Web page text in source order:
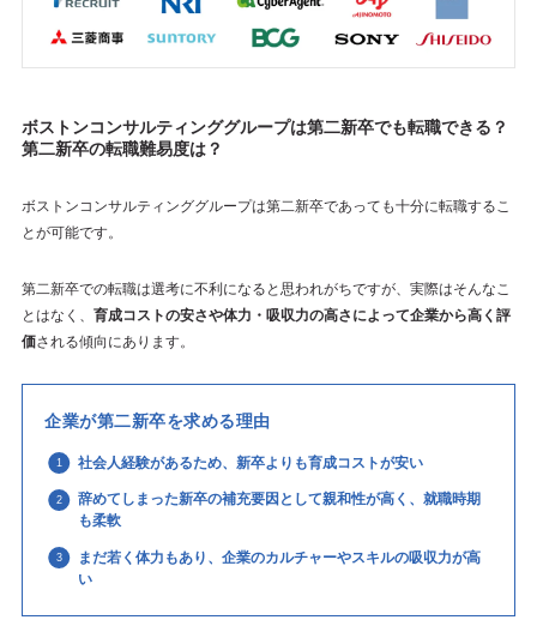
ボストンコンサルティンググループは第二新卒でも転職できる？
第二新卒の転職難易度は？
ボストンコンサルティンググループは第二新卒であっても十分に転職するこ
とが可能です。
第二新卒での転職は選考に不利になると思われがちですが、実際はそんなこ
とはなく、 育成コストの安さや体力・吸収力の高さによって企業から高く評
価される傾向にあります。
企業が第二新卒を求める理由
社会人経験があるため、新卒よりも育成コストが安い
辞めてしまった新卒の補充要因として親和性が高く、就職時期
も柔軟
まだ若く体力もあり、企業のカルチャーやスキルの吸収力が高
い